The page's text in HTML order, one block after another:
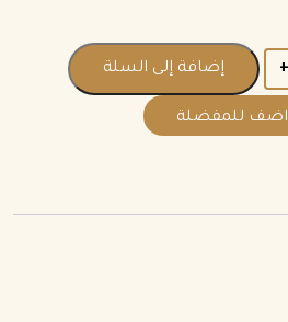
إضافة إلى السلة
اضف للمفضلة